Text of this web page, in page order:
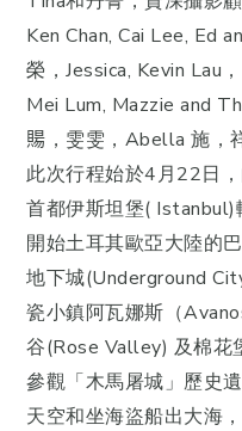
Ken Chan, Cai Lee, Ed
榮，Jessica, Kevin Lau
Mei Lum, Mazzie and
𧶽，雯雯，Abella 施，
此次行程始於4月22日
首都伊斯坦堡( Istanbul)
開始土耳其歐亞大陸的
地下城(Underground
瓷小鎮阿瓦娜斯（
谷(Rose Valley) 及棉花
參觀「木馬屠城」歷史
天空和坐海盜船出大海